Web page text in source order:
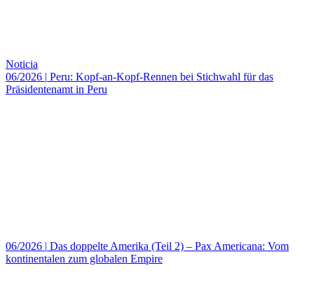
Noticia
06/2026 | Peru: Kopf-an-Kopf-Rennen bei Stichwahl für das
Präsidentenamt in Peru
06/2026 | Das doppelte Amerika (Teil 2) – Pax Americana: Vom
kontinentalen zum globalen Empire